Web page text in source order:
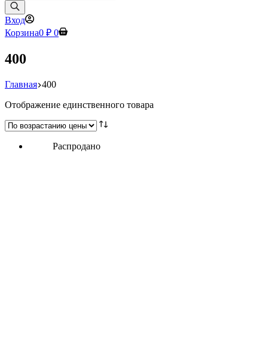
товаров
Вход
Корзина0 ₽ 0
400
Главная 400
Отображение единственного товара
Распродано